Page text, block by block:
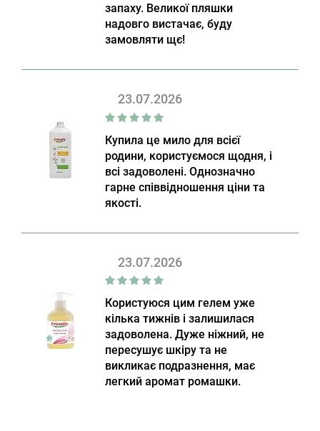
запаху. Великої пляшки
надовго вистачає, буду
замовляти щє!
23.07.2026
Купила це мило для всієї
родини, користуємося щодня, і
всі задоволені. Однозначно
гарне співвідношення ціни та
якості.
23.07.2026
Користуюся цим гелем уже
кілька тижнів і залишилася
задоволена. Дуже ніжний, не
пересушує шкіру та не
викликає подразнення, має
легкий аромат ромашки.